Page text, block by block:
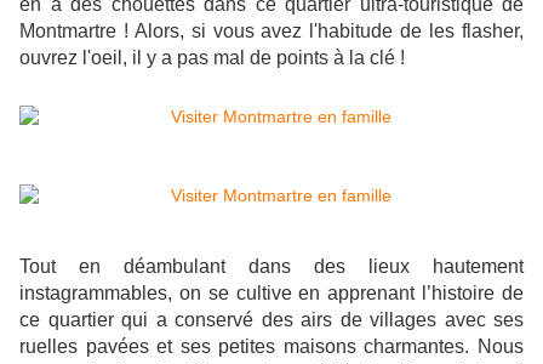
en a des chouettes dans ce quartier ultra-touristique de
Montmartre ! Alors, si vous avez l'habitude de les flasher,
ouvrez l'oeil, il y a pas mal de points à la clé !
Tout en déambulant dans des lieux hautement
instagrammables, on se cultive en apprenant l’histoire de
ce quartier qui a conservé des airs de villages avec ses
ruelles pavées et ses petites maisons charmantes. Nous